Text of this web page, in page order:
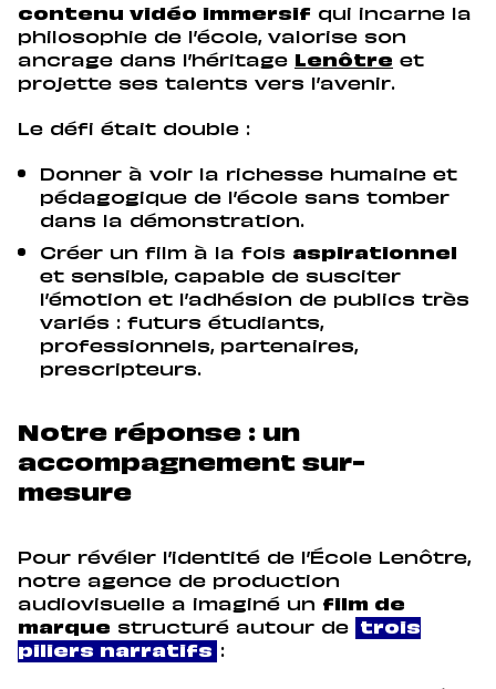
contenu vidéo immersif qui incarne la
philosophie de l’école, valorise son
ancrage dans l’héritage
Lenôtre et
projette ses talents vers l’avenir.
Le défi était double :
Donner à voir la richesse humaine et
pédagogique de l’école sans tomber
dans la démonstration.
Créer un film à la fois aspirationnel
et sensible, capable de susciter
l’émotion et l’adhésion de publics très
variés : futurs étudiants,
professionnels, partenaires,
prescripteurs.
Notre réponse : un
accompagnement sur-
mesure
Pour révéler l’identité de l’École Lenôtre,
notre agence de production
audiovisuelle a imaginé un film de
marque structuré autour de
trois
piliers narratifs
: